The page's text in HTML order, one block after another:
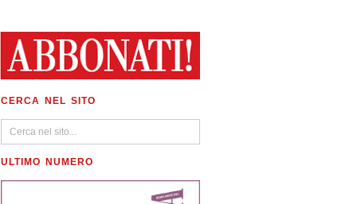
CERCA NEL SITO
ULTIMO NUMERO